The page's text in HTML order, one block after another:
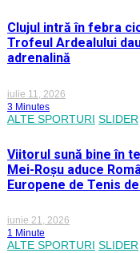
Clujul intră în febra
Trofeul Ardealului
adrenalină
iulie 11, 2026
3 Minutes
ALTE SPORTURI SLIDER
Viitorul sună bine în
Mei-Roșu aduce
Europene de Tenis
iunie 21, 2026
1 Minute
ALTE SPORTURI SLIDER